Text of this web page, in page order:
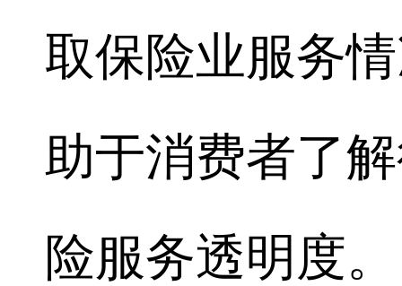
取保险业服务
助于消费者了
险服务透明度。